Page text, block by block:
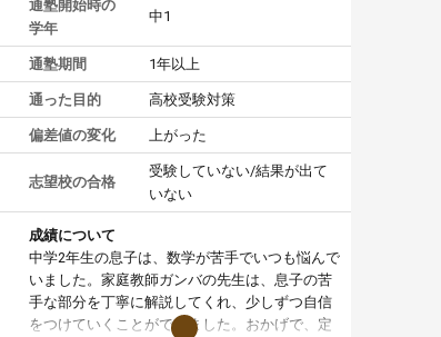
通塾開始時の
学年
中1
通塾期間 1年以上
通った目的 高校受験対策
偏差値の変化 上がった
志望校の合格
受験していない/結果が出て
いない
成績について
中学2年生の息子は、数学が苦手でいつも悩んで
いました。家庭教師ガンバの先生は、息子の苦
手な部分を丁寧に解説してくれ、少しずつ自信
をつけていくことができました。おかげで、定